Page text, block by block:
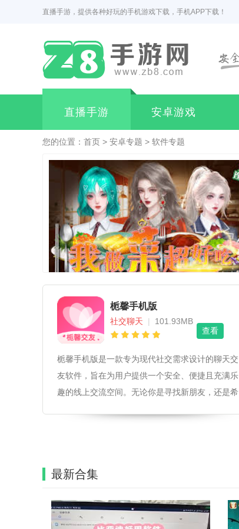
直播手游，提供各种好玩的手机游戏下载，手机APP下载！
直播手游 安卓游戏
您的位置： 首页 > 安卓专题 > 软件专题
栀馨手机版
社交聊天 |
101.93MB
查看
栀馨手机版是一款专为现代社交需求设计的聊天交
友软件，旨在为用户提供一个安全、便捷且充满乐
趣的线上交流空间。无论你是寻找新朋友，还是希
最新合集